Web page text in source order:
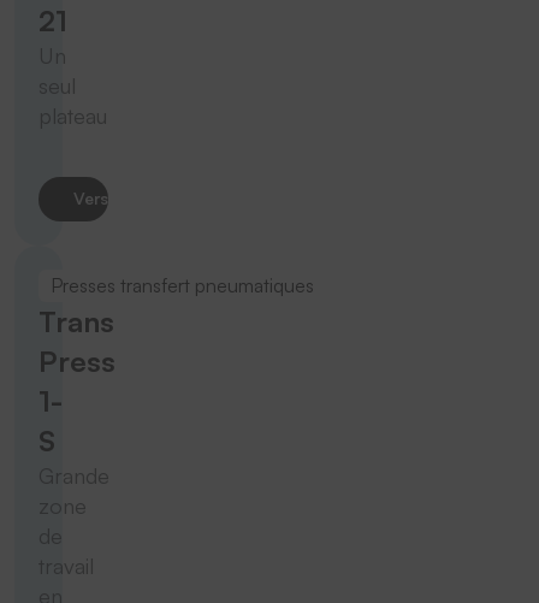
21
Un
seul
plateau
Vers le produit
Presses transfert pneumatiques
Trans
Press
1-
S
Grande
zone
travail